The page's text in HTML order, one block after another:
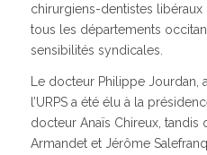
chirurgiens-dentistes libéraux
tous les départements
sensibilités syndicales.
Le docteur Philippe Jourdan,
l’URPS a été élu à la
docteur Anaïs Chireux, tandis
Armandet et Jérôme